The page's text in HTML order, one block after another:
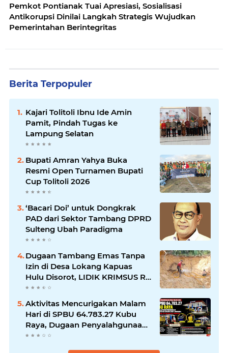
Pemkot Pontianak Tuai Apresiasi, Sosialisasi
Antikorupsi Dinilai Langkah Strategis Wujudkan
Pemerintahan Berintegritas
Berita Terpopuler
Kajari Tolitoli Ibnu Ide Amin
Pamit, Pindah Tugas ke
Lampung Selatan
Bupati Amran Yahya Buka
Resmi Open Turnamen Bupati
Cup Tolitoli 2026
‘Bacari Doi’ untuk Dongkrak
PAD dari Sektor Tambang DPRD
Sulteng Ubah Paradigma
Dugaan Tambang Emas Tanpa
Izin di Desa Lokang Kapuas
Hulu Disorot, LIDIK KRIMSUS RI
Minta Verifikasi Lapangan
Aktivitas Mencurigakan Malam
Hari di SPBU 64.783.27 Kubu
Raya, Dugaan Penyalahgunaan
BBM Subsidi Mencuat